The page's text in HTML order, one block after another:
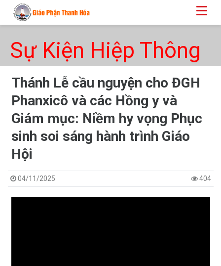
Sự Kiện Hiệp Thông
Thánh Lễ cầu nguyện cho ĐGH
Phanxicô và các Hồng y và
Giám mục: Niềm hy vọng Phục
sinh soi sáng hành trình Giáo
Hội
04/11/2025 404